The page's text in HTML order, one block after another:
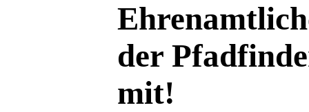
der
mit!